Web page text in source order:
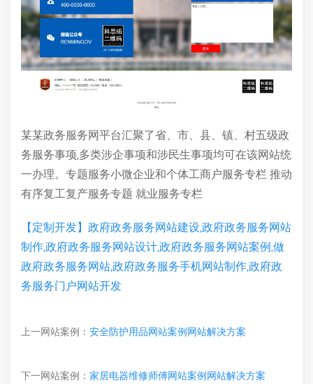
某某政务服务网平台汇聚了省、市、县、镇、村五级政
务服务事项,多类涉企事项和涉民生事项均可在该网站统
一办理。专题服务小微企业和个体工商户服务专栏 推动
有序复工复产服务专题 就业服务专栏
【定制开发】政府政务服务网站建设,政府政务服务网站
制作,政府政务服务网站设计,政府政务服务网站案例,做
政府政务服务网站,政府政务服务手机网站制作,政府政
务服务门户网站开发
上一网站案例： 安全防护用品网站案例网站解决方案
下一网站案例： 家居电器维修师傅网站案例网站解决方案